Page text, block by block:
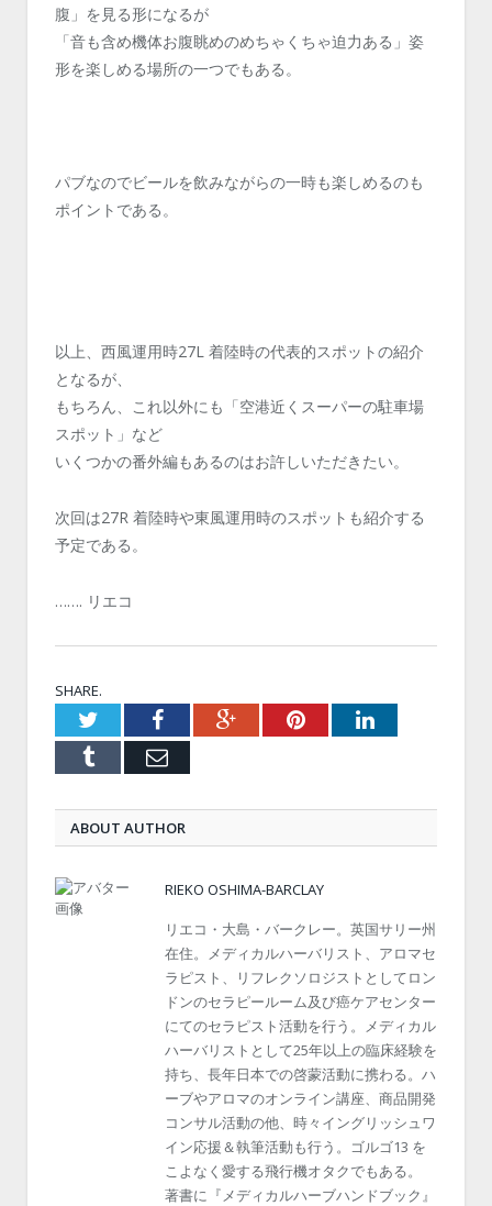
腹」を見る形になるが
「音も含め機体お腹眺めのめちゃくちゃ迫力ある」姿
形を楽しめる場所の一つでもある。
パブなのでビールを飲みながらの一時も楽しめるのも
ポイントである。
以上、西風運用時27L 着陸時の代表的スポットの紹介
となるが、
もちろん、これ以外にも「空港近くスーパーの駐車場
スポット」など
いくつかの番外編もあるのはお許しいただきたい。
次回は27R 着陸時や東風運用時のスポットも紹介する
予定である。
……. リエコ
SHARE.
TwitterFacebookGoogle+PinterestLinkedIn
Tumblr Email
ABOUT AUTHOR
RIEKO OSHIMA-BARCLAY
リエコ・大島・バークレー。英国サリー州
在住。メディカルハーバリスト、アロマセ
ラピスト、リフレクソロジストとしてロン
ドンのセラピールーム及び癌ケアセンター
にてのセラピスト活動を行う。メディカル
ハーバリストとして25年以上の臨床経験を
持ち、長年日本での啓蒙活動に携わる。ハ
ーブやアロマのオンライン講座、商品開発
コンサル活動の他、時々イングリッシュワ
イン応援＆執筆活動も行う。ゴルゴ13 を
こよなく愛する飛行機オタクでもある。
著書に『メディカルハーブハンドブック』